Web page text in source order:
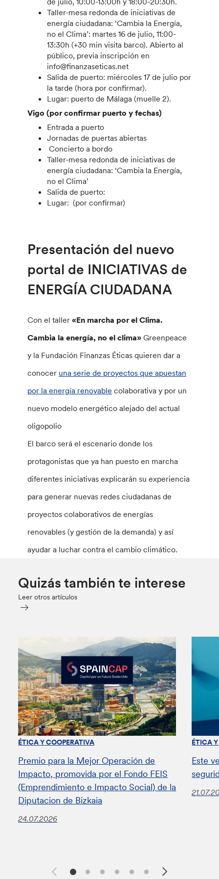
Taller-mesa redonda de iniciativas de
energía ciudadana: ‘Cambia la Energía,
no el Clima’: martes 16 de julio, 11:00-
13:30h (+30 min visita barco). Abierto al
público, previa inscripción en
info@finanzaseticas.net
Salida de puerto: miércoles 17 de julio por
la tarde (hora por confirmar).
Lugar: puerto de Málaga (muelle 2).
Vigo (por confirmar puerto y fechas)
Entrada a puerto
Jornadas de puertas abiertas
Concierto a bordo
Taller-mesa redonda de iniciativas de
energía ciudadana: ‘Cambia la Energía,
no el Clima’
Salida de puerto:
Lugar: (por confirmar)
Presentación del nuevo
portal de INICIATIVAS de
ENERGÍA CIUDADANA
Con el taller«En marcha por el Clima.
Cambia la energía, no el clima» Greenpeace
y la Fundación Finanzas Éticas quieren dar a
conocer una serie de proyectos que apuestan
por la energía renovable colaborativa y por un
nuevo modelo energético alejado del actual
oligopolio
El barco será el escenario donde los
protagonistas que ya han puesto en marcha
diferentes iniciativas explicarán su experiencia
para generar nuevas redes ciudadanas de
proyectos colaborativos de energías
renovables (y gestión de la demanda) y así
ayudar a luchar contra el cambio climático.
Quizás también te interese
Leer otros artículos
ÉTICA Y COOPERATIVA
Premio para la Mejor Operación de
Impacto, promovida por el Fondo FEIS
(Emprendimiento e Impacto Social) de la
Diputacion de Bizkaia
24.07.2026
ÉTICA
Este